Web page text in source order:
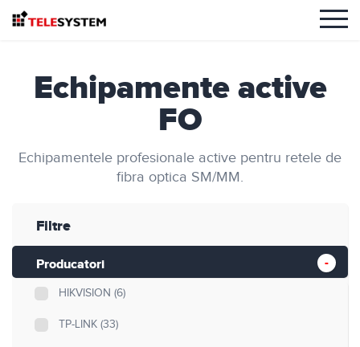
Echipamente active
FO
Echipamentele profesionale active pentru retele de
fibra optica SM/MM.
Filtre
Producatori
HIKVISION (6)
TP-LINK (33)